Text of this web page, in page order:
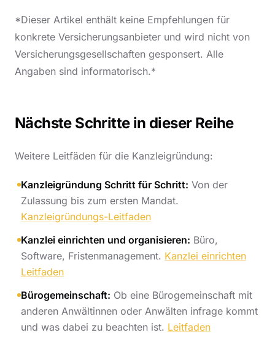
*Dieser Artikel enthält keine Empfehlungen für
konkrete Versicherungsanbieter und wird nicht von
Versicherungsgesellschaften gesponsert. Alle
Angaben sind informatorisch.*
Nächste Schritte in dieser Reihe
Weitere Leitfäden für die Kanzleigründung:
Kanzleigründung Schritt für Schritt: Von der
Zulassung bis zum ersten Mandat.
Kanzleigründungs-Leitfaden
Kanzlei einrichten und organisieren: Büro,
Software, Fristenmanagement. Kanzlei einrichten
Leitfaden
Bürogemeinschaft: Ob eine Bürogemeinschaft mit
anderen Anwältinnen oder Anwälten infrage kommt
und was dabei zu beachten ist. Leitfaden